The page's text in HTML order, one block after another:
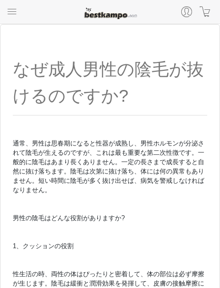
なぜ成人男性の陰毛が抜
けるのですか?
通常、男性は思春期になると性器が成熟し、男性ホルモンが分泌さ
れて陰毛が生えるのですが、これは最も重要な第二次性徴です。一
般的に陰毛はあまり長くありません。一定の長さまで成長すると自
然に抜け落ちます。陰毛は次第に抜け落ち、体には何の異常もあり
ません。短い時間に陰毛が多く抜け出せば、病気を警戒しなければ
なりません。
男性の陰毛はどんな役割がありますか?
1、クッションの役割
性生活の時、両性の体はぴったりと密着して、体の部位は必ず摩擦
が生じます。陰毛は緩衝と潤滑効果を発揮して、皮膚の接触摩擦に